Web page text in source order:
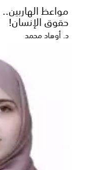
حقوق الإنسان!
د. أوهاد محمد